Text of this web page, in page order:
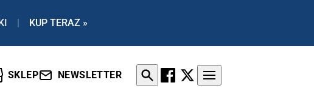
| KUP TERAZ »
SKLEP NEWSLETTER